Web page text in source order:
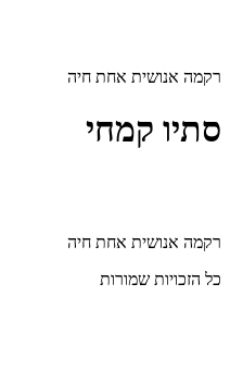
רקמה אנושית אחת חיה
סתיו קמחי
רקמה אנושית אחת חיה
כל הזכויות שמורות